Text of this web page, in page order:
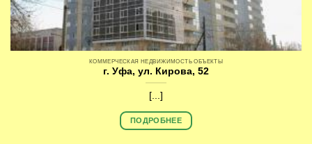
КОММЕРЧЕСКАЯ НЕДВИЖИМОСТЬ ОБЪЕКТЫ
г. Уфа, ул. Кирова, 52
[...]
ПОДРОБНЕЕ